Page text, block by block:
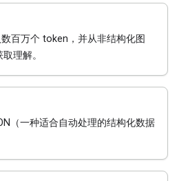
百万个 token，并从非结构化图
理解。
（一种适合自动处理的结构化数据